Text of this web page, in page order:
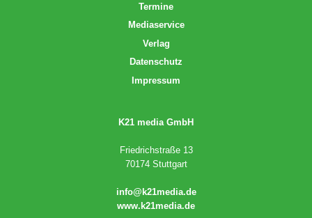
Termine
Mediaservice
Verlag
Datenschutz
Impressum
K21 media GmbH
Friedrichstraße 13
70174 Stuttgart
info@k21media.de
www.k21media.de